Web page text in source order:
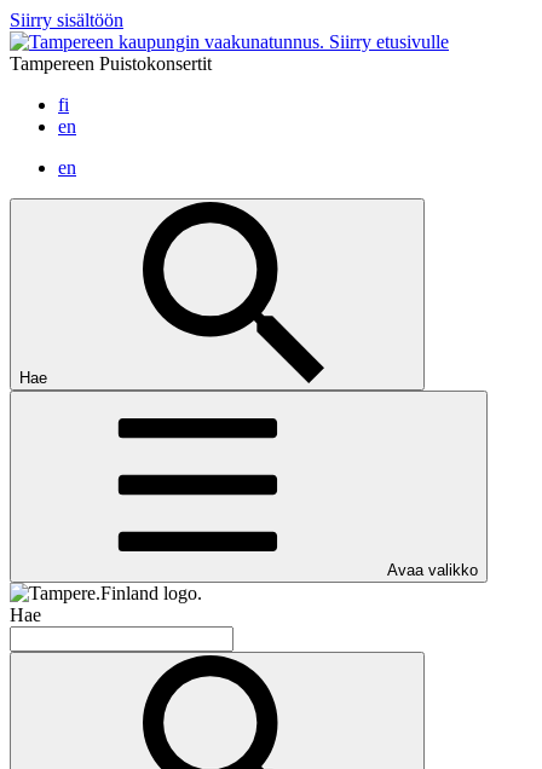
Siirry sisältöön
Siirry etusivulle
Tampereen Puistokonsertit
fi
en
en
Hae
Avaa valikko
Hae